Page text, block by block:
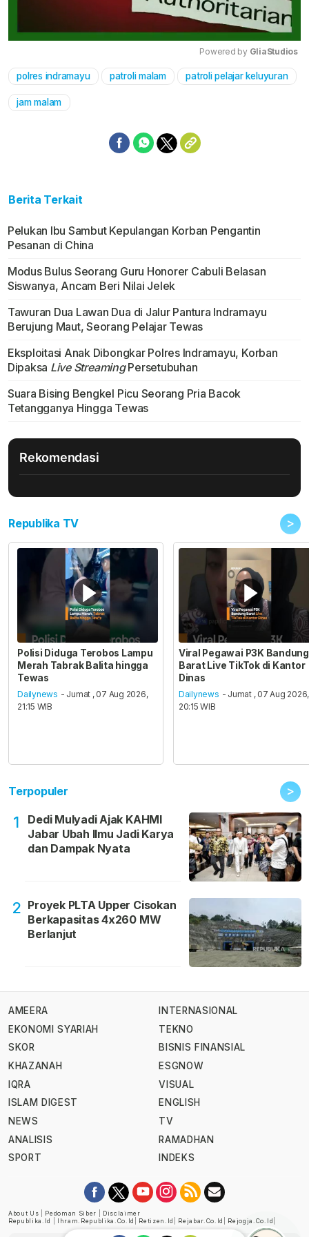
Mute
Powered by GliaStudios
polres indramayu patroli malam patroli pelajar keluyuran
jam malam
Berita Terkait
Pelukan Ibu Sambut Kepulangan Korban Pengantin
Pesanan di China
Modus Bulus Seorang Guru Honorer Cabuli Belasan
Siswanya, Ancam Beri Nilai Jelek
Tawuran Dua Lawan Dua di Jalur Pantura Indramayu
Berujung Maut, Seorang Pelajar Tewas
Eksploitasi Anak Dibongkar Polres Indramayu, Korban
Dipaksa Live StreamingPersetubuhan
Suara Bising Bengkel Picu Seorang Pria Bacok
Tetangganya Hingga Tewas
Rekomendasi
Republika TV >
Polisi Diduga Terobos Lampu
Merah Tabrak Balita hingga
Tewas
Dailynews - Jumat , 07 Aug 2026,
21:15 WIB
Viral Pegawai P3K Bandung
Barat Live TikTok di Kantor
Dinas
Dailynews - Jumat , 07 Aug 2026,
20:15 WIB
Terpopuler >
1
Dedi Mulyadi Ajak KAHMI
Jabar Ubah Ilmu Jadi Karya
dan Dampak Nyata
2 Proyek PLTA Upper Cisokan
Berkapasitas 4x260 MW
Berlanjut
AMEERA
EKONOMI SYARIAH
SKOR
KHAZANAH
IQRA
ISLAM DIGEST
NEWS
ANALISIS
SPORT
INTERNASIONAL
TEKNO
BISNIS FINANSIAL
ESGNOW
VISUAL
ENGLISH
TV
RAMADHAN
INDEKS
About Us Pedoman Siber
Disclaimer
Republika.id
Ihram.republika.co.id Retizen.id Rejabar.co.id Rejogja.co.id